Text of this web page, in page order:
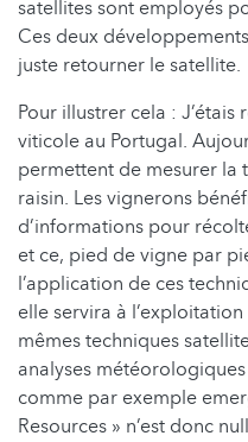
satellites sont employés
Ces deux
juste retourner le satellite.
Pour illustrer cela :
viticole au Portugal.
permettent de mesurer la
raisin. Les vignerons
d’informations pour
et ce, pied de vigne par
l’application de ces
elle servira à
mêmes techniques
analyses
comme par exemple
Resources » n’est donc